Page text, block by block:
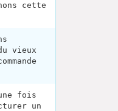
cette
vieux
fois
un